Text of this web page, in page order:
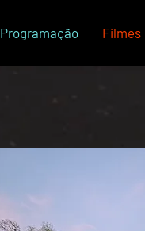
Programação Filmes